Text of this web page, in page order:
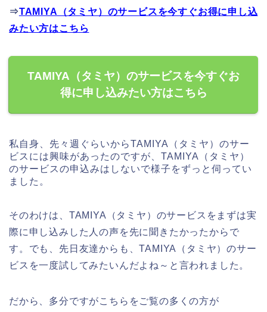
⇒TAMIYA（タミヤ）のサービスを今すぐお得に申し込
みたい方はこちら
TAMIYA（タミヤ）のサービスを今すぐお
得に申し込みたい方はこちら
私自身、先々週ぐらいからTAMIYA（タミヤ）のサー
ビスには興味があったのですが、TAMIYA（タミヤ）
のサービスの申込みはしないで様子をずっと伺ってい
ました。
そのわけは、TAMIYA（タミヤ）のサービスをまずは実
際に申し込みした人の声を先に聞きたかったからで
す。でも、先日友達からも、TAMIYA（タミヤ）のサー
ビスを一度試してみたいんだよね～と言われました。
だから、多分ですがこちらをご覧の多くの方が